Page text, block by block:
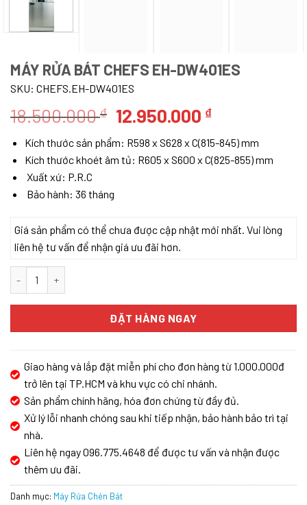
MÁY RỬA BÁT CHEFS EH-DW401ES
SKU: CHEFS.EH-DW401ES
18.500.000₫ Giá
là:
18.500.000 ₫.
12.950.000 ₫Giá
hiện
tại
là:
Kích thước sản phẩm: R598 x S628 x C(815-845) mm
Kích thước khoét âm tủ: R605 x S600 x C(825-855) mm
Xuất xứ: P.R.C
Bảo hành: 36 tháng
Giá sản phẩm có thể chưa được cập nhật mới nhất. Vui lòng
liên hệ tư vấn để nhận giá ưu đãi hơn.
ĐẶT HÀNG NGAY
Giao hàng và lắp đặt miễn phí cho đơn hàng từ 1.000.000đ
trở lên tại TP.HCM và khu vực có chi nhánh.
Sản phẩm chính hãng, hóa đơn chứng từ đầy đủ.
Xử lý lỗi nhanh chóng sau khi tiếp nhận, bảo hành bảo trì tại
nhà.
Liên hệ ngay 096.775.4648 để được tư vấn và nhận được
thêm ưu đãi.
Danh mục: Máy Rửa Chén Bát